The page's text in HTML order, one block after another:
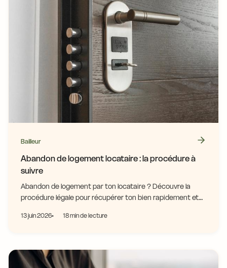
Bailleur
Abandon de logement locataire : la procédure à
suivre
Abandon de logement par ton locataire ? Découvre la
procédure légale pour récupérer ton bien rapidement et
13 juin 2026 18 min de lecture